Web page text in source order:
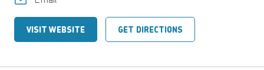
VISIT WEBSITE GET DIRECTIONS